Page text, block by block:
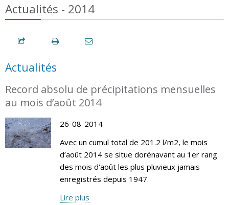
Actualités - 2014
Actualités
Record absolu de précipitations mensuelles
au mois d’août 2014
26-08-2014
Avec un cumul total de 201.2 l/m2, le mois
d’août 2014 se situe dorénavant au 1er rang
des mois d‘août les plus pluvieux jamais
enregistrés depuis 1947.
Lire plus